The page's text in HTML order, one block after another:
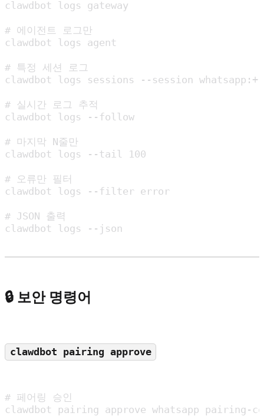
clawdbot logs gateway
# 에이전트 로그만
clawdbot logs agent
# 특정 세션 로그
clawdbot logs sessions --session
# 실시간 로그 추적
clawdbot logs --follow
# 마지막 N줄만
clawdbot logs --tail 100
# 오류만 필터
clawdbot logs --filter error
# JSON 출력
clawdbot logs --json
🔒 보안 명령어
clawdbot pairing approve
# 페어링 승인
clawdbot pairing approve whatsapp pairing-